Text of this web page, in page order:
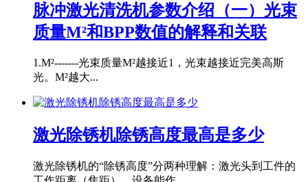
脉冲激光清洗机参数介绍（一）光束
质量M²和BPP数值的解释和关联
1.M²-------光束质量M²越接近1，光束越接近完美高斯
光。M²越大...
激光除锈机除锈高度最高是多少
激光除锈机的“除锈高度”分两种理解：激光头到工件的